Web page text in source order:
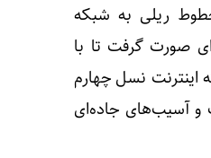
ریلی به شبکه
تفاهم‌نامه‌ای صورت گرفت تا با
اینترنت نسل چهارم
و آسیب‌های جاده‌ای